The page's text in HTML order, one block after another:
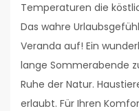
Temperaturen die
Das wahre
Veranda auf! Ein
lange Sommerabende
Ruhe der Natur.
erlaubt. Für Ihren